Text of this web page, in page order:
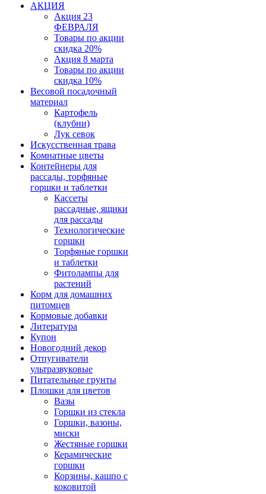
АКЦИЯ
Акция 23
ФЕВРАЛЯ
Товары по акции
скидка 20%
Акция 8 марта
Товары по акции
скидка 10%
Весовой посадочный
материал
Картофель
(клубни)
Лук севок
Искусственная трава
Комнатные цветы
Контейнеры для
рассады, торфяные
горшки и таблетки
Кассеты
рассадные, ящики
для рассады
Технологические
горшки
Торфяные горшки
и таблетки
Фитолампы для
растений
Корм для домашних
питомцев
Кормовые добавки
Литература
Купон
Новогодний декор
Отпугиватели
ультразвуковые
Питательные грунты
Плошки для цветов
Вазы
Горшки из стекла
Горшки, вазоны,
миски
Жестяные горшки
Керамические
горшки
Корзины, кашпо с
коковитой